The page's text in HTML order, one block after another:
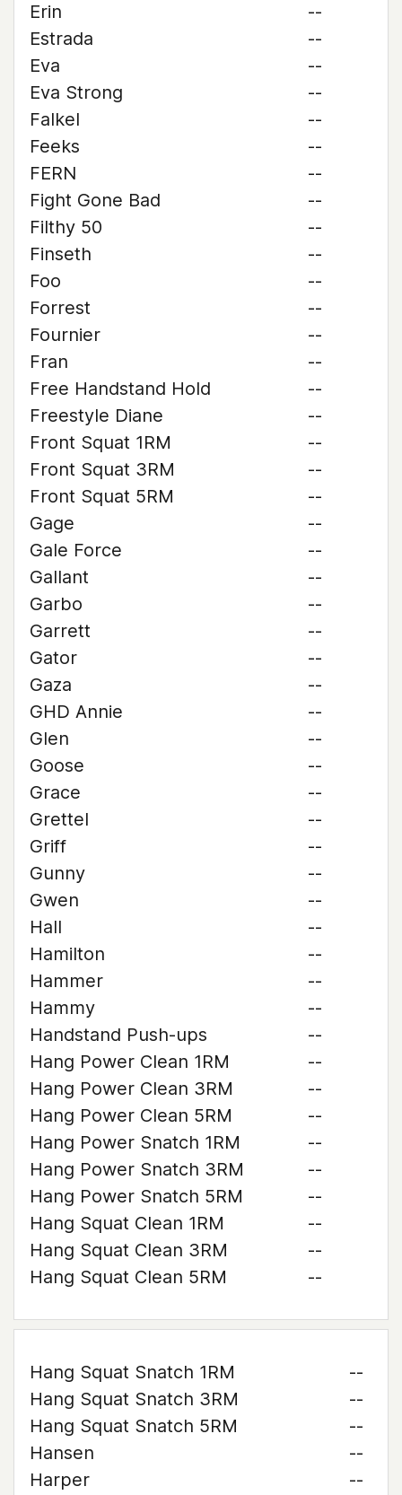
Erin
--
Estrada
--
Eva
--
Eva Strong
--
Falkel
--
Feeks
--
FERN
--
Fight Gone Bad
--
Filthy 50
--
Finseth
--
Foo
--
Forrest
--
Fournier
--
Fran
--
Free Handstand Hold
--
Freestyle Diane
--
Front Squat 1RM
--
Front Squat 3RM
--
Front Squat 5RM
--
Gage
--
Gale Force
--
Gallant
--
Garbo
--
Garrett
--
Gator
--
Gaza
--
GHD Annie
--
Glen
--
Goose
--
Grace
--
Grettel
--
Griff
--
Gunny
--
Gwen
--
Hall
--
Hamilton
--
Hammer
--
Hammy
--
Handstand Push-ups
--
Hang Power Clean 1RM
--
Hang Power Clean 3RM
--
Hang Power Clean 5RM
--
Hang Power Snatch 1RM
--
Hang Power Snatch 3RM
--
Hang Power Snatch 5RM
--
Hang Squat Clean 1RM
--
Hang Squat Clean 3RM
--
Hang Squat Clean 5RM
--
Hang Squat Snatch 1RM
--
Hang Squat Snatch 3RM
--
Hang Squat Snatch 5RM
--
Hansen
--
Harper
--